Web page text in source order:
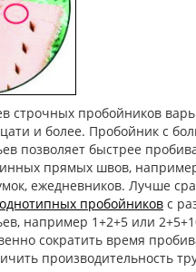
строчных пробойников
и более. Пробойник с
позволяет быстрее
прямых швов,
ежедневников. Лучше
пробойников с
например 1+2+5 или
сократить время
производительность